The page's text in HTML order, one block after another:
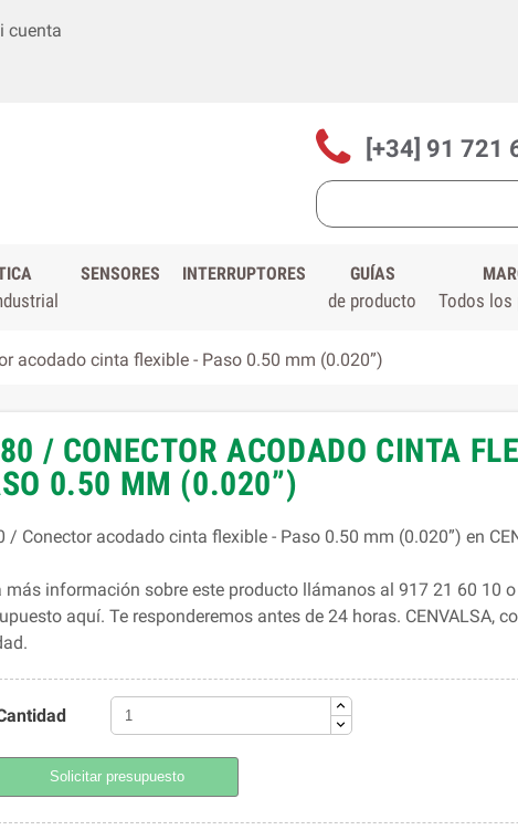
cuenta
[+34] 91 721
SENSORES INTERRUPTORES GUÍAS
de producto Todos los
acodado cinta flexible - Paso 0.50 mm (0.020”)
/ CONECTOR ACODADO CINTA
0.50 MM (0.020”)
/ Conector acodado cinta flexible - Paso 0.50 mm (0.020”) en
más información sobre este producto llámanos al 917 21 60 10
aquí. Te responderemos antes de 24 horas. CENVALSA,
Solicitar presupuesto